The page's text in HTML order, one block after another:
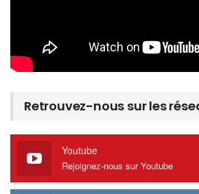
Retrouvez-nous sur les
Youtube
Rejoignez-nous sur Youtube